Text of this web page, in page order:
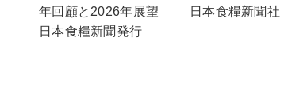
年回顧と2026年展望
日本食糧新聞発行
日本食糧新聞社